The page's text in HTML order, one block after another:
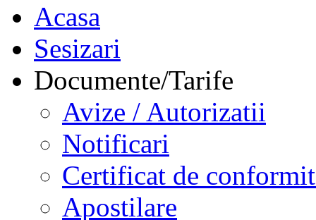
Acasa
Sesizari
Documente/Tarife
Avize / Autorizatii
Notificari
Certificat de
Apostilare